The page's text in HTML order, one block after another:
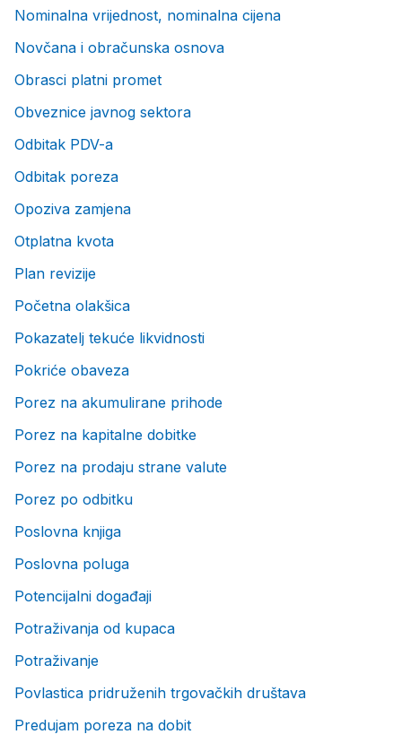
Nominalna vrijednost, nominalna cijena
Novčana i obračunska osnova
Obrasci platni promet
Obveznice javnog sektora
Odbitak PDV-a
Odbitak poreza
Opoziva zamjena
Otplatna kvota
Plan revizije
Početna olakšica
Pokazatelj tekuće likvidnosti
Pokriće obaveza
Porez na akumulirane prihode
Porez na kapitalne dobitke
Porez na prodaju strane valute
Porez po odbitku
Poslovna knjiga
Poslovna poluga
Potencijalni događaji
Potraživanja od kupaca
Potraživanje
Povlastica pridruženih trgovačkih društava
Predujam poreza na dobit